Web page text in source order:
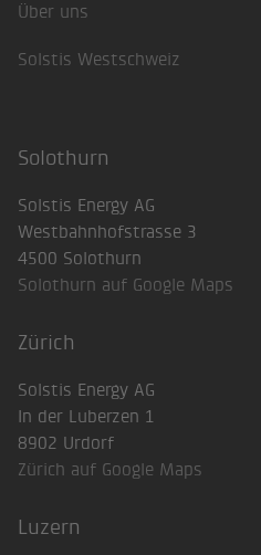
Über uns
Solstis Westschweiz
Solothurn
Solstis Energy AG
Westbahnhofstrasse 3
4500 Solothurn
Solothurn auf Google Maps
Zürich
Solstis Energy AG
In der Luberzen 1
8902 Urdorf
Zürich auf Google Maps
Luzern